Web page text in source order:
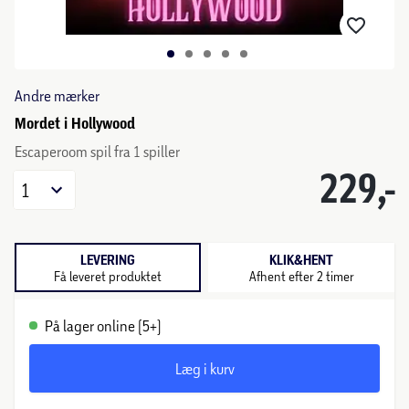
Andre mærker
Mordet i Hollywood
Escaperoom spil fra 1 spiller
229,-
1
LEVERING
Få leveret produktet
KLIK&HENT
Afhent efter 2 timer
På lager online (5+)
Læg i kurv